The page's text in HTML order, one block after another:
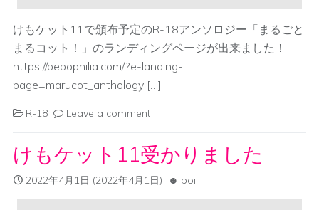
けもケット11で頒布予定のR-18アンソロジー「まるごと
まるコット！」のランディングページが出来ました！
https://pepophilia.com/?e-landing-
page=marucot_anthology […]
R-18 Leave a comment
けもケット11受かりました
2022年4月1日 (2022年4月1日) poi